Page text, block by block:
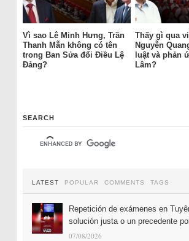
Vì sao Lê Minh Hưng, Trần
Thanh Mẫn không có tên
trong Ban Sửa đổi Điều Lệ
Đảng?
Thấy gì qua
Nguyễn
luật và phản
Lâm?
SEARCH
LATEST POPULAR COMMENTS TAGS
Repetición de exámenes en
solución justa o un precedente
07/08/2026